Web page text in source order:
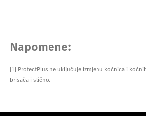
Napomene:
[1] ProtectPlus ne uključuje izmjenu kočnica i
brisača i slično.